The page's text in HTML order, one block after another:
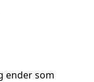
ender som